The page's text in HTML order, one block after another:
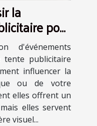
la
pour
d'événements
publicitaire
influencer la
ou de votre
elles offrent un
elles servent
visuel...